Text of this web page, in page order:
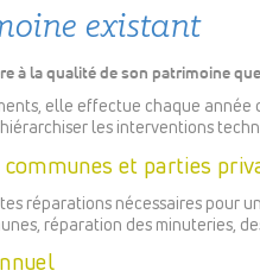
existant
à la qualité de son patrimoine
elle effectue chaque
les interventions
communes et parties
réparations nécessaires
réparation des minuteries,